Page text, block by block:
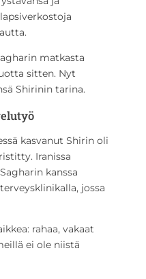
matkasta
sitten. Nyt
Shirinin tarina.
kasvanut Shirin oli
Iranissa
kanssa
jossa
rahaa, vakaat
ei ole niistä